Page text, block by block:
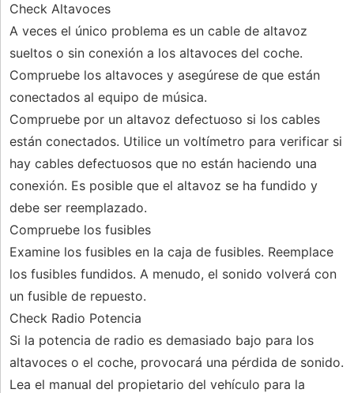
Check Altavoces
A veces el único problema es un cable de altavoz
sueltos o sin conexión a los altavoces del coche.
Compruebe los altavoces y asegúrese de que están
conectados al equipo de música.
Compruebe por un altavoz defectuoso si los cables
están conectados. Utilice un voltímetro para verificar si
hay cables defectuosos que no están haciendo una
conexión. Es posible que el altavoz se ha fundido y
debe ser reemplazado.
Compruebe los fusibles
Examine los fusibles en la caja de fusibles. Reemplace
los fusibles fundidos. A menudo, el sonido volverá con
un fusible de repuesto.
Check Radio Potencia
Si la potencia de radio es demasiado bajo para los
altavoces o el coche, provocará una pérdida de sonido.
Lea el manual del propietario del vehículo para la